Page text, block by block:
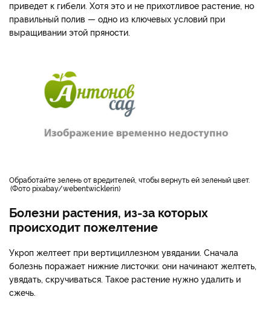
приведет к гибели. Хотя это и не прихотливое растение, но
правильный полив — одно из ключевых условий при
выращивании этой пряности.
Обработайте зелень от вредителей, чтобы вернуть ей зеленый цвет.
Фото pixabay/webentwicklerin
Болезни растения, из-за которых
происходит пожелтение
Укроп желтеет при вертициллезном увядании. Сначала
болезнь поражает нижние листочки: они начинают желтеть,
увядать, скручиваться. Такое растение нужно удалить и
сжечь.